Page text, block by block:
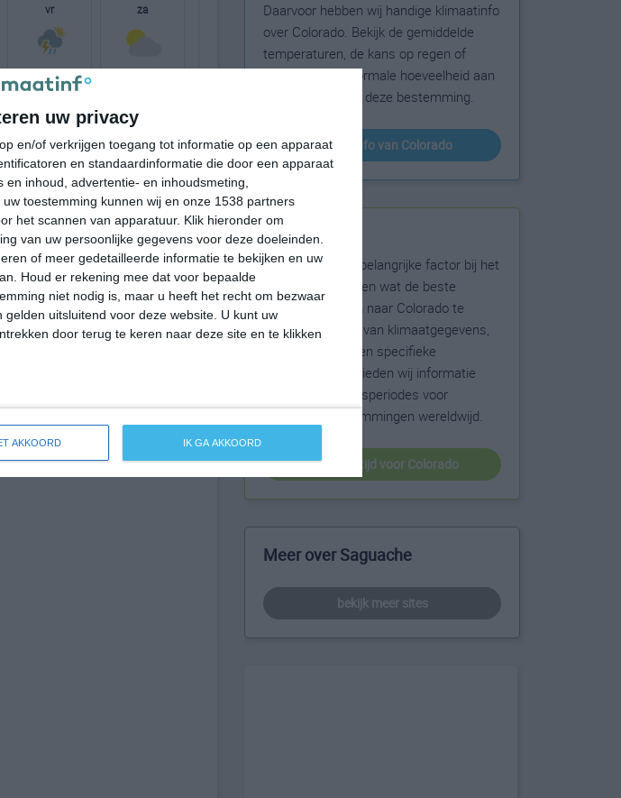
uw privacy
en/of verkrijgen toegang tot informatie op een apparaat
en standaardinformatie die door een apparaat
inhoud, advertentie- en inhoudsmeting,
uw toestemming kunnen wij en onze 1538 partners
het scannen van apparatuur. Klik hieronder om
van uw persoonlijke gegevens voor deze doeleinden.
of meer gedetailleerde informatie te bekijken en uw
Houd er rekening mee dat voor bepaalde
niet nodig is, maar u heeft het recht om bezwaar
uitsluitend voor deze website. U kunt uw
door terug te keren naar deze site en te klikken
AKKOORD IK GA AKKOORD
vr
11°
za
26°C 21°C
19:00 22:00
19:00 22:00
NNW 3 NW 3
Daarvoor hebben wij handige klimaatinfo
over Colorado. Bekijk de gemiddelde
temperaturen, de kans op regen of
sneeuw en de normale hoeveelheid aan
zonneschijn voor deze bestemming.
klimaatinfo van Colorado
Beste reistijd
Het weer is een belangrijke factor bij het
reizen. Wil je weten wat de beste
maanden zijn om naar Colorado te
reizen? Op basis van klimaatgegevens,
weersextremen en specifieke
weerinformatie bieden wij informatie
over de beste reisperiodes voor
duizenden bestemmingen wereldwijd.
beste reistijd voor Colorado
Meer over Saguache
bekijk meer sites